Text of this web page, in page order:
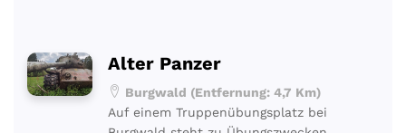
Alter Panzer
Burgwald (Entfernung: 4,7 Km)
Auf einem Truppenübungsplatz bei